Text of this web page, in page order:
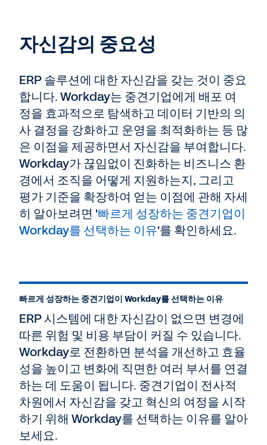
자신감의 중요성
ERP 솔루션에 대한 자신감을 갖는 것이 중요
합니다. Workday는 중견기업에게 배포 여
정을 효과적으로 탐색하고 데이터 기반의 의
사 결정을 강화하고 운영을 최적화하는 등 많
은 이점을 제공하면서 자신감을 부여합니다.
Workday가 끊임없이 진화하는 비즈니스 환
경에서 조직을 어떻게 지원하는지, 그리고
평가 기준을 확장하여 얻는 이점에 관해 자세
히 알아보려면 '빠르게 성장하는 중견기업이
Workday를 선택하는 이유'를 확인하세요.
빠르게 성장하는 중견기업이 Workday를 선택하는 이유
ERP 시스템에 대한 자신감이 없으면 변경에
따른 위험 및 비용 부담이 커질 수 있습니다.
Workday로 전환하면 분석을 개선하고 효율
성을 높이고 변화에 직면한 여러 부서를 연결
하는 데 도움이 됩니다. 중견기업이 전사적
차원에서 자신감을 갖고 혁신의 여정을 시작
하기 위해 Workday를 선택하는 이유를 알아
보세요.